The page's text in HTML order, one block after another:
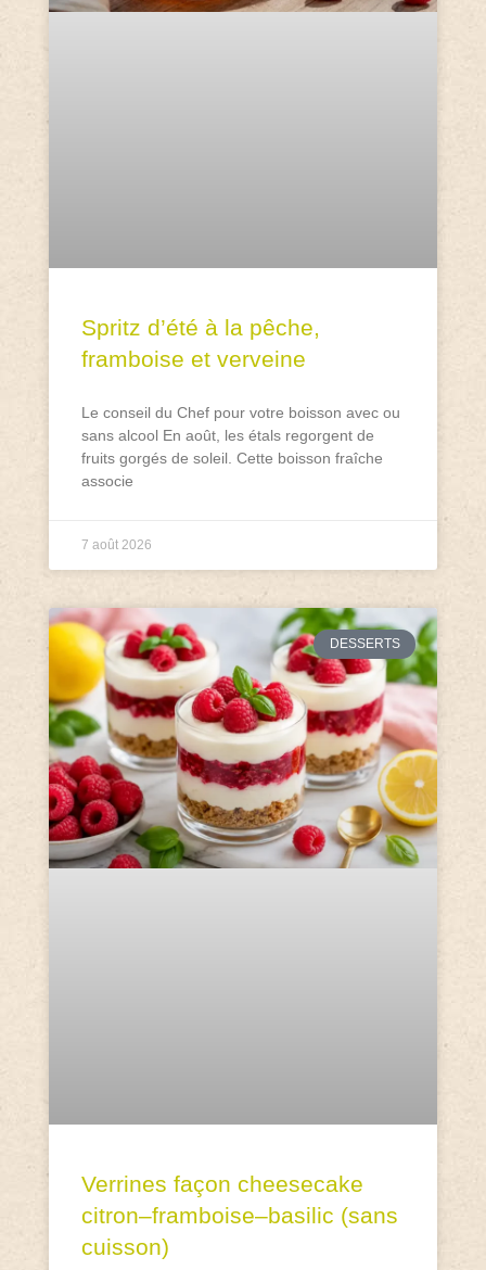
Spritz d’été à la pêche,
framboise et verveine
Le conseil du Chef pour votre boisson avec ou
sans alcool En août, les étals regorgent de
fruits gorgés de soleil. Cette boisson fraîche
associe
7 août 2026
DESSERTS
Verrines façon cheesecake
citron–framboise–basilic (sans
cuisson)